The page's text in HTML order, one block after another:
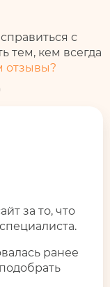
с
тем, кем всегда
отзывы?
за то, что
ранее